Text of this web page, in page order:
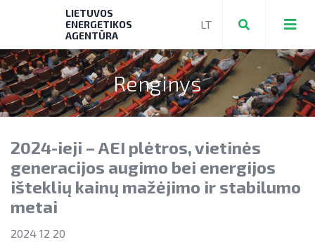
Teikti ir valdyti paraiškas bei mokėjimo
Mokėjimo prašymų formos, dokumentai
► PRIVAČIŲ ELEKTROMOBILIŲ ĮKROVIMO
PRIEIGŲ ĮRENGIMAS
Aktuali AEI statistika
AIE plėtros galimybių žemėlapis
LIETUVOS
ENERGETIKOS
AGENTŪRA
Renginys
2024-ieji – AEI plėtros, vietinės
generacijos augimo bei energijos
išteklių kainų mažėjimo ir stabilumo
metai
2024 12 20